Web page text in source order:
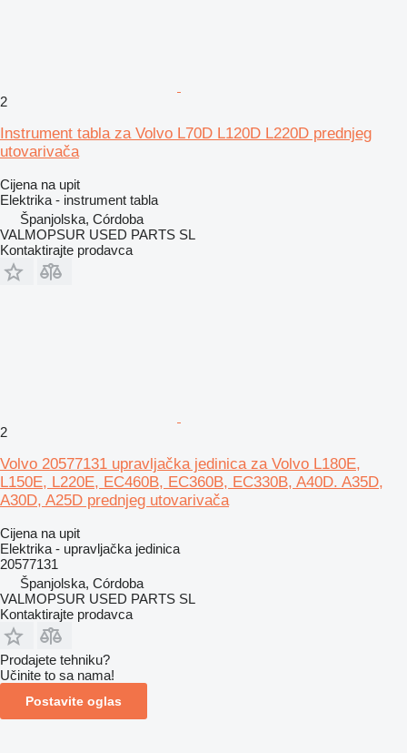
2
Instrument tabla za Volvo L70D L120D L220D prednjeg
utovarivača
Cijena na upit
Elektrika - instrument tabla
Španjolska, Córdoba
VALMOPSUR USED PARTS SL
Kontaktirajte prodavca
2
Volvo 20577131 upravljačka jedinica za Volvo L180E,
L150E, L220E, EC460B, EC360B, EC330B, A40D. A35D,
A30D, A25D prednjeg utovarivača
Cijena na upit
Elektrika - upravljačka jedinica
20577131
Španjolska, Córdoba
VALMOPSUR USED PARTS SL
Kontaktirajte prodavca
Prodajete tehniku?
Učinite to sa nama!
Postavite oglas